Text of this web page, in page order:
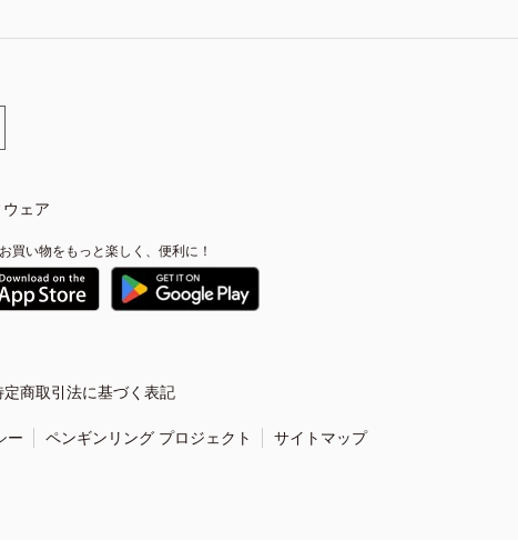
ェア
お買い物をもっと楽しく、便利に！
定商取引法に基づく表記
ー ペンギンリング プロジェクト サイトマップ